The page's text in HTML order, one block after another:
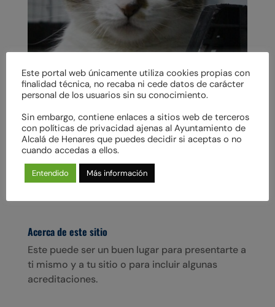
ALMUDENA en adopción
Adopta a: ALMUDENA Raza: Común Europeo
Edad: 10/07/2024 Pelo: Corto Tamaño: Mediano
Sexo: Hembra Vacunado: Sí Esterilizado: Sí
ADOPCIÓN EN: SOLO WHATSAPP 696 82 25 52
Acerca de este sitio
Este puede ser un buen lugar para presentarte a
ti mismo y a tu sitio o para incluir algunas
acreditaciones.
Este portal web únicamente utiliza cookies propias con
finalidad técnica, no recaba ni cede datos de carácter
personal de los usuarios sin su conocimiento.
Sin embargo, contiene enlaces a sitios web de terceros
con políticas de privacidad ajenas al Ayuntamiento de
Alcalá de Henares que puedes decidir si aceptas o no
cuando accedas a ellos.
Entendido Más información